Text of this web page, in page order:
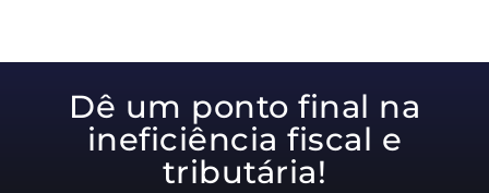
Dê um ponto final na
ineficiência fiscal e
tributária!